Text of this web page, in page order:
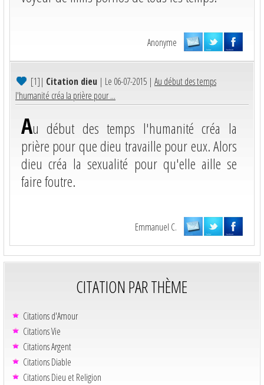
Anonyme
[1]| Citation dieu | Le 06-07-2015 | Au début des temps
l'humanité créa la prière pour ...
Au début des temps l'humanité créa la
prière pour que dieu travaille pour eux. Alors
dieu créa la sexualité pour qu'elle aille se
faire foutre.
Emmanuel C.
CITATION PAR THÈME
Citations d'Amour
Citations Vie
Citations Argent
Citations Diable
Citations Dieu et Religion